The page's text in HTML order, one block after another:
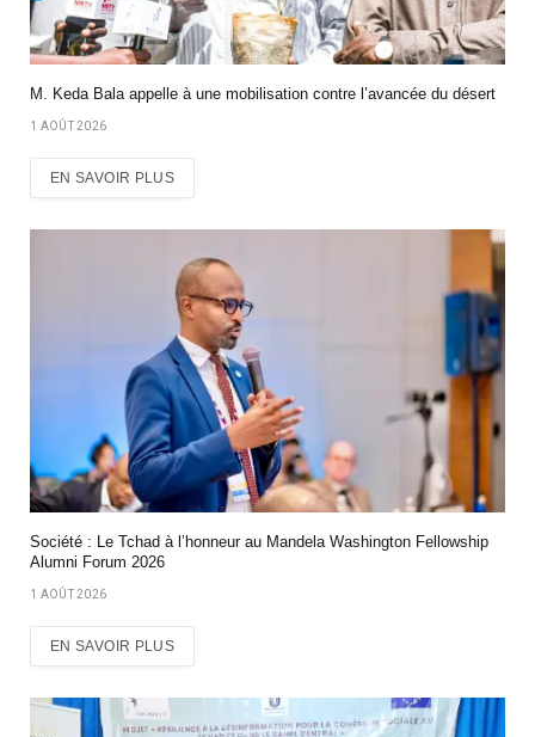
M. Keda Bala appelle à une mobilisation contre l’avancée du désert
1 AOÛT 2026
EN SAVOIR PLUS
Société : Le Tchad à l’honneur au Mandela Washington Fellowship
Alumni Forum 2026
1 AOÛT 2026
EN SAVOIR PLUS